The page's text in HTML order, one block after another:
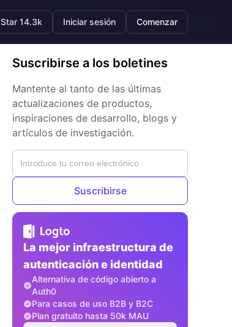
Star 14.3k Iniciar sesión Comenzar
Suscribirse a los boletines
Mantente al tanto de las últimas
actualizaciones de productos,
inspiraciones de desarrollo, blogs y
artículos de investigación.
Suscribirse
La mejor infraestructura de
autenticación e identidad
Alternativa de código abierto a
Auth0
Para casos de uso B2B y B2C
Plan gratuito hasta 50k MAU